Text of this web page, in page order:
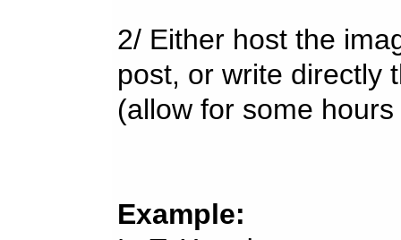
2/ Either host the
post, or write directly
(allow for some
Example: